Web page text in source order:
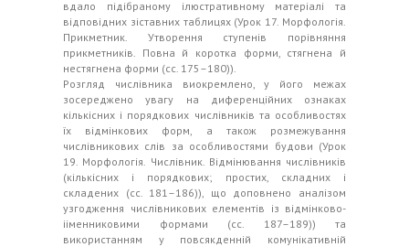
вдало підібраному ілюстративному матеріалі та
відповідних зіставних таблицях (Урок 17. Морфологія.
Прикметник. Утворення ступенів порівняння
прикметників. Повна й коротка форми, стягнена й
нестягнена форми (сс. 175–180)).
Розгляд числівника виокремлено, у його межах
зосереджено увагу на диференційних ознаках
кількісних і порядкових числівників та особливостях
їх відмінкових форм, а також розмежування
числівникових слів за особливостями будови (Урок
19. Морфологія. Числівник. Відмінювання числівників
(кількісних і порядкових; простих, складних і
складених (сс. 181–186)), що доповнено аналізом
узгодження числівникових елементів із відмінково-
ііменниковими формами (сс. 187–189)) та
використанням у повсякденній комунікативній